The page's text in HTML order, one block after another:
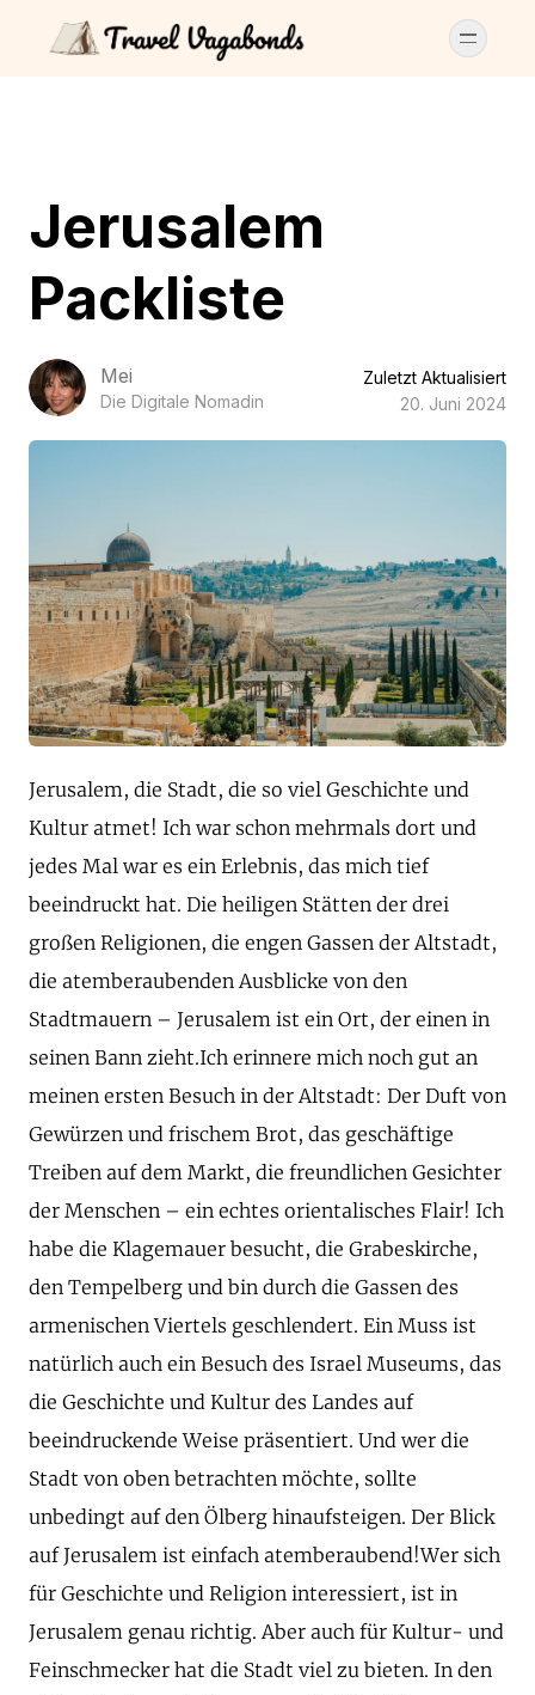
Jerusalem
Packliste
Mei
Die Digitale Nomadin
Zuletzt Aktualisiert
20. Juni 2024
Jerusalem, die Stadt, die so viel Geschichte und
Kultur atmet! Ich war schon mehrmals dort und
jedes Mal war es ein Erlebnis, das mich tief
beeindruckt hat. Die heiligen Stätten der drei
großen Religionen, die engen Gassen der Altstadt,
die atemberaubenden Ausblicke von den
Stadtmauern – Jerusalem ist ein Ort, der einen in
seinen Bann zieht.Ich erinnere mich noch gut an
meinen ersten Besuch in der Altstadt: Der Duft von
Gewürzen und frischem Brot, das geschäftige
Treiben auf dem Markt, die freundlichen Gesichter
der Menschen – ein echtes orientalisches Flair! Ich
habe die Klagemauer besucht, die Grabeskirche,
den Tempelberg und bin durch die Gassen des
armenischen Viertels geschlendert. Ein Muss ist
natürlich auch ein Besuch des Israel Museums, das
die Geschichte und Kultur des Landes auf
beeindruckende Weise präsentiert. Und wer die
Stadt von oben betrachten möchte, sollte
unbedingt auf den Ölberg hinaufsteigen. Der Blick
auf Jerusalem ist einfach atemberaubend!Wer sich
für Geschichte und Religion interessiert, ist in
Jerusalem genau richtig. Aber auch für Kultur- und
Feinschmecker hat die Stadt viel zu bieten. In den